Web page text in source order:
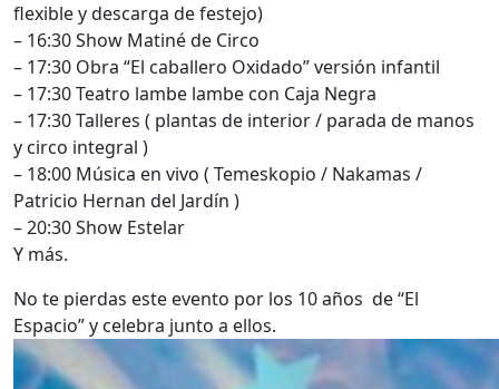
flexible y descarga de festejo)
– 16:30 Show Matiné de Circo
– 17:30 Obra “El caballero Oxidado” versión infantil
– 17:30 Teatro lambe lambe con Caja Negra
– 17:30 Talleres ( plantas de interior / parada de manos
y circo integral )
– 18:00 Música en vivo ( Temeskopio / Nakamas /
Patricio Hernan del Jardín )
– 20:30 Show Estelar
Y más.
No te pierdas este evento por los 10 años de “El
Espacio” y celebra junto a ellos.